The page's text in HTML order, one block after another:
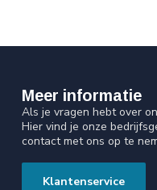
Meer informatie
Als je vragen hebt over
Hier vind je onze
contact met ons op te
Klantenservice